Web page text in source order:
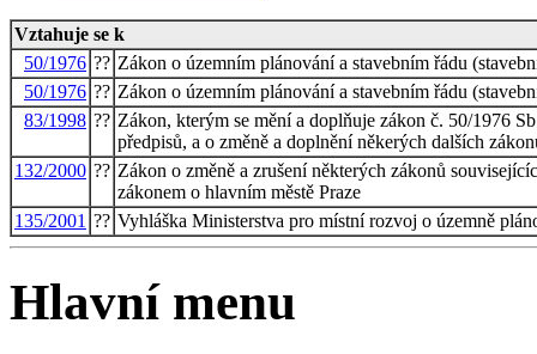
Vztahuje se k
50/1976 ?? Zákon o územním plánování a stavebním řádu
50/1976 ?? Zákon o územním plánování a stavebním řádu
83/1998 ?? Zákon, kterým se mění a doplňuje zákon č. 50/1976
předpisů, a o změně a doplnění někerých dalších
132/2000 ?? Zákon o změně a zrušení některých zákonů
zákonem o hlavním městě Praze
135/2001 ?? Vyhláška Ministerstva pro místní rozvoj o územně
Hlavní menu